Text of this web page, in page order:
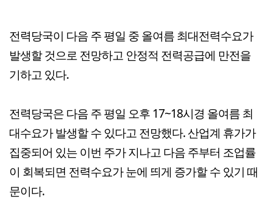
전력당국이 다음 주 평일 중 올여름 최대전력수요가
발생할 것으로 전망하고 안정적 전력공급에 만전을
기하고 있다.
전력당국은 다음 주 평일 오후 17~18시경 올여름 최
대수요가 발생할 수 있다고 전망했다. 산업계 휴가가
집중되어 있는 이번 주가 지나고 다음 주부터 조업률
이 회복되면 전력수요가 눈에 띄게 증가할 수 있기 때
문이다.